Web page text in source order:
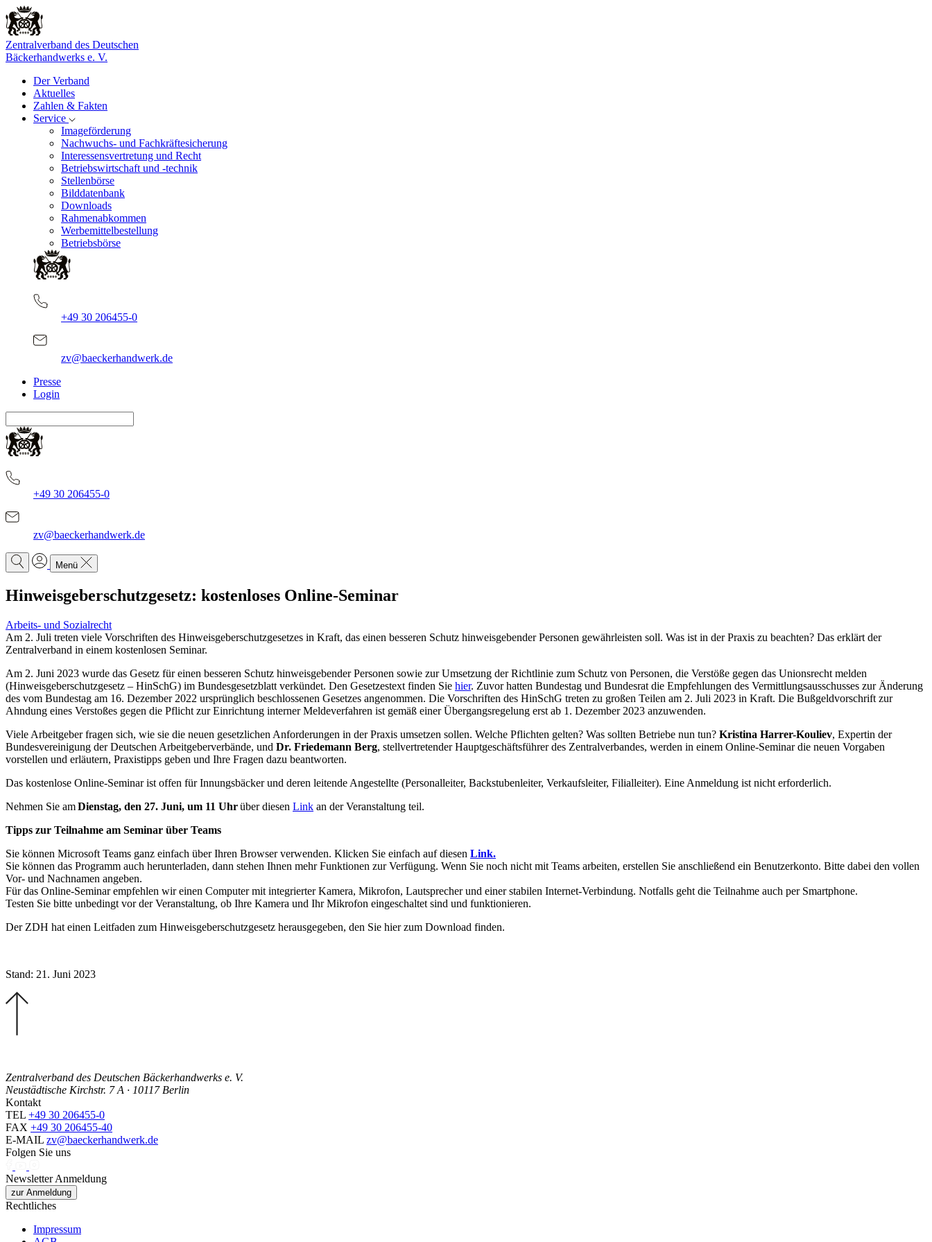
Zentralverband des Deutschen
Bäckerhandwerks e. V.
Der Verband
Aktuelles
Zahlen & Fakten
Service
Imageförderung
Nachwuchs- und Fachkräftesicherung
Interessensvertretung und Recht
Betriebswirtschaft und -technik
Stellenbörse
Bilddatenbank
Downloads
Rahmenabkommen
Werbemittelbestellung
Betriebsbörse
+49 30 206455-0
zv@baeckerhandwerk.de
Presse
Login
+49 30 206455-0
zv@baeckerhandwerk.de
Menü
Hinweisgeberschutzgesetz: kostenloses Online-Seminar
Arbeits- und Sozialrecht
Am 2. Juli treten viele Vorschriften des Hinweisgeberschutzgesetzes in Kraft, das einen besseren Schutz hinweisgebender Personen gewährleisten soll. Was ist in der Praxis zu beachten? Das erklärt der
Zentralverband in einem kostenlosen Seminar.
Am 2. Juni 2023 wurde das Gesetz für einen besseren Schutz hinweisgebender Personen sowie zur Umsetzung der Richtlinie zum Schutz von Personen, die Verstöße gegen das Unionsrecht melden
(Hinweisgeberschutzgesetz – HinSchG) im Bundesgesetzblatt verkündet. Den Gesetzestext finden Sie hier. Zuvor hatten Bundestag und Bundesrat die Empfehlungen des Vermittlungsausschusses zur Änderung
des vom Bundestag am 16. Dezember 2022 ursprünglich beschlossenen Gesetzes angenommen. Die Vorschriften des HinSchG treten zu großen Teilen am 2. Juli 2023 in Kraft. Die Bußgeldvorschrift zur
Ahndung eines Verstoßes gegen die Pflicht zur Einrichtung interner Meldeverfahren ist gemäß einer Übergangsregelung erst ab 1. Dezember 2023 anzuwenden.
Viele Arbeitgeber fragen sich, wie sie die neuen gesetzlichen Anforderungen in der Praxis umsetzen sollen. Welche Pflichten gelten? Was sollten Betriebe nun tun? Kristina Harrer-Kouliev, Expertin der
Bundesvereinigung der Deutschen Arbeitgeberverbände, und Dr. Friedemann Berg, stellvertretender Hauptgeschäftsführer des Zentralverbandes, werden in einem Online-Seminar die neuen Vorgaben
vorstellen und erläutern, Praxistipps geben und Ihre Fragen dazu beantworten.
Das kostenlose Online-Seminar ist offen für Innungsbäcker und deren leitende Angestellte (Personalleiter, Backstubenleiter, Verkaufsleiter, Filialleiter). Eine Anmeldung ist nicht erforderlich.
Nehmen Sie amDienstag, den 27. Juni, um 11 Uhrüber diesen Link an der Veranstaltung teil.
Tipps zur Teilnahme am Seminar über Teams
Sie können Microsoft Teams ganz einfach über Ihren Browser verwenden. Klicken Sie einfach auf diesen Link.
Sie können das Programm auch herunterladen, dann stehen Ihnen mehr Funktionen zur Verfügung. Wenn Sie noch nicht mit Teams arbeiten, erstellen Sie anschließend ein Benutzerkonto. Bitte dabei den vollen
Vor- und Nachnamen angeben.
Für das Online-Seminar empfehlen wir einen Computer mit integrierter Kamera, Mikrofon, Lautsprecher und einer stabilen Internet-Verbindung. Notfalls geht die Teilnahme auch per Smartphone.
Testen Sie bitte unbedingt vor der Veranstaltung, ob Ihre Kamera und Ihr Mikrofon eingeschaltet sind und funktionieren.
Der ZDH hat einen Leitfaden zum Hinweisgeberschutzgesetz herausgegeben, den Sie hier zum Download finden.
Stand: 21. Juni 2023
Zentralverband des Deutschen Bäckerhandwerks e. V.
Neustädtische Kirchstr. 7 A · 10117 Berlin
Kontakt
TEL +49 30 206455-0
FAX +49 30 206455-40
E-MAIL zv@baeckerhandwerk.de
Folgen Sie uns
Newsletter Anmeldung
zur Anmeldung
Rechtliches
Impressum